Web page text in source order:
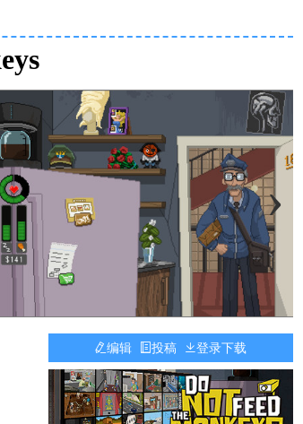
›
编辑 投稿 登录下载